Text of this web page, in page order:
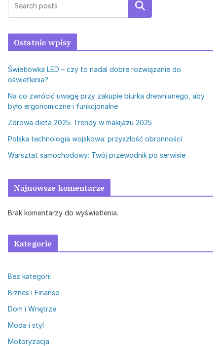
Szukaj
Ostatnie wpisy
Świetlówka LED – czy to nadal dobre rozwiązanie do
oświetlenia?
Na co zwrócić uwagę przy zakupie biurka drewnianego, aby
było ergonomiczne i funkcjonalne
Zdrowa dieta 2025: Trendy w makijażu 2025
Polska technologia wojskowa: przyszłość obronności
Warsztat samochodowy: Twój przewodnik po serwisie
Najnowsze komentarze
Brak komentarzy do wyświetlenia.
Kategorie
Bez kategorii
Biznes i Finanse
Dom i Wnętrze
Moda i styl
Motoryzacja